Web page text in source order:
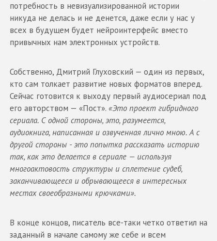
потребность в невизуализированной истории
никуда не делась и не денется, даже если у нас у
всех в будущем будет нейроинтерфейс вместо
привычных нам электронных устройств.
Собственно, Дмитрий Глуховский — один из первых,
кто сам толкает развитие новых форматов вперед.
Сейчас готовится к выходу первый аудиосериал под
его авторством — «Пост». «Это проект гибридного
сериала. С одной стороны, это, разумеется,
аудиокнига, написанная и озвученная лично мною. А с
другой стороны - это попытка рассказать историю
так, как это делается в сериале — используя
многоактовость структуры и сплетение судеб,
заканчивающееся и обрывающееся в интересных
местах своеобразными крючками».
В конце концов, писатель все-таки четко ответил на
заданный в начале самому же себе и всем